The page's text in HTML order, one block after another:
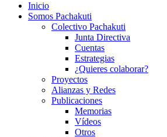
Inicio
Somos Pachakuti
Colectivo Pachakuti
Junta Directiva
Cuentas
Estrategias
¿Quieres colaborar?
Proyectos
Alianzas y Redes
Publicaciones
Memorias
Vídeos
Otros